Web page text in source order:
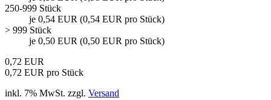
250-999 Stück
je 0,54 EUR (0,54 EUR pro Stück)
> 999 Stück
je 0,50 EUR (0,50 EUR pro Stück)
0,72 EUR
0,72 EUR pro Stück
inkl. 7% MwSt. zzgl. Versand